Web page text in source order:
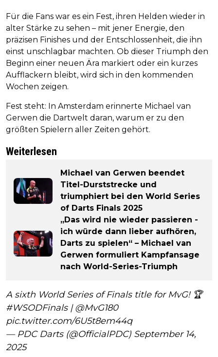
Für die Fans war es ein Fest, ihren Helden wieder in
alter Stärke zu sehen – mit jener Energie, den
präzisen Finishes und der Entschlossenheit, die ihn
einst unschlagbar machten. Ob dieser Triumph den
Beginn einer neuen Ära markiert oder ein kurzes
Aufflackern bleibt, wird sich in den kommenden
Wochen zeigen.
Fest steht: In Amsterdam erinnerte Michael van
Gerwen die Dartwelt daran, warum er zu den
größten Spielern aller Zeiten gehört.
Weiterlesen
Michael van Gerwen beendet
Titel-Durststrecke und
triumphiert bei den World Series
of Darts Finals 2025
„Das wird nie wieder passieren -
ich würde dann lieber aufhören,
Darts zu spielen“ – Michael van
Gerwen formuliert Kampfansage
nach World-Series-Triumph
A sixth World Series of Finals title for MvG! 🏆
#WSODFinals|@MvG180
pic.twitter.com/6U5t8em44q
— PDC Darts (@OfficialPDC) September 14,
2025